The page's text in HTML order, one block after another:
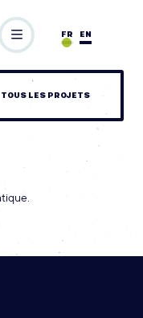
EN
FR
TOUS LES PROJETS